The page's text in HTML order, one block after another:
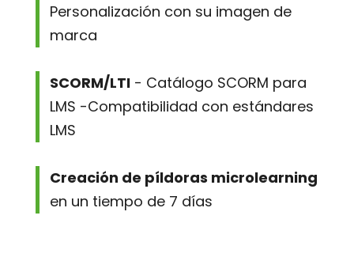
Personalización con su imagen de
marca
SCORM/LTI- Catálogo SCORM para
LMS -Compatibilidad con estándares
LMS
Creación de píldoras microlearning
en un tiempo de 7 días